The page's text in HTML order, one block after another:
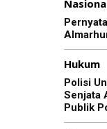
Hukum
Polisi
Senjata
Publik